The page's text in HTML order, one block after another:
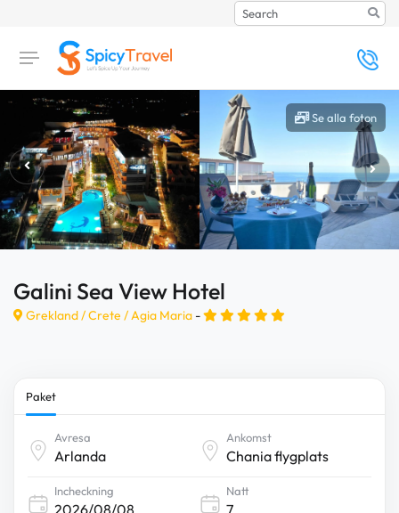
Search
Se alla foton
Galini Sea View Hotel
Grekland /Crete /Agia Maria -
Paket
Avresa Ankomst
Incheckning Natt